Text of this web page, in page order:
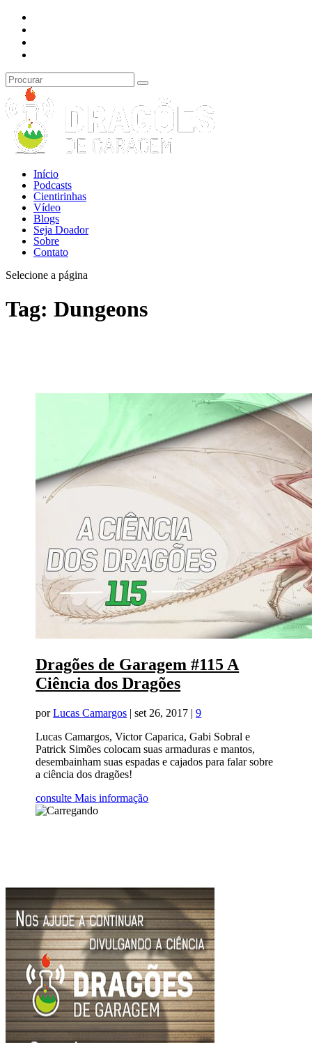
Início
Podcasts
Cientirinhas
Vídeo
Blogs
Seja Doador
Sobre
Contato
Selecione a página
Tag: Dungeons
Dragões de Garagem #115 A
Ciência dos Dragões
porLucas Camargos |set 26, 2017 |9
Lucas Camargos, Victor Caparica, Gabi Sobral e
Patrick Simões colocam suas armaduras e mantos,
desembainham suas espadas e cajados para falar sobre
a ciência dos dragões!
consulte Mais informação